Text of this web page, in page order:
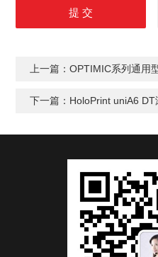
上一篇：OPTIMIC系列通用
下一篇： HoloPrint uniA6